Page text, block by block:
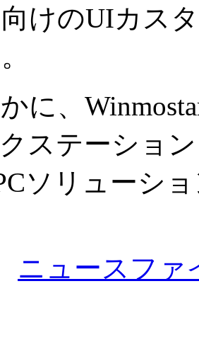
けのUIカス
に、
ステーショ
ソリューシ
ニュースファ